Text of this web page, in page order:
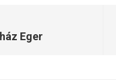
Eger